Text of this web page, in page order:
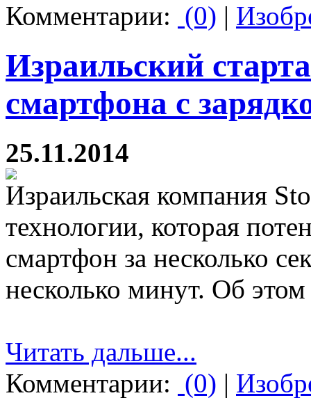
Комментарии: (0) |
Израильский
смартфона с
25.11.2014
Израильская компания
технологии, которая
смартфон за несколько
несколько минут. Об
Читать дальше...
Комментарии: (0) |